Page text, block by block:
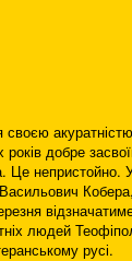
своєю
добре
Це
Кобера,
людей
русі.